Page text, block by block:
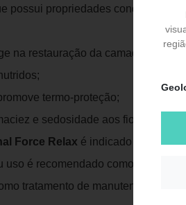
possui propriedades
na restauração da camada lipídica
termo-proteção;
e sedosidade aos fios.
Force Relax é indicado para
é recomendado como
tratamento de manutenção em